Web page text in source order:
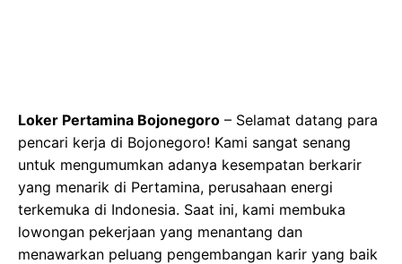
Loker Pertamina Bojonegoro – Selamat datang para
pencari kerja di Bojonegoro! Kami sangat senang
untuk mengumumkan adanya kesempatan berkarir
yang menarik di Pertamina, perusahaan energi
terkemuka di Indonesia. Saat ini, kami membuka
lowongan pekerjaan yang menantang dan
menawarkan peluang pengembangan karir yang baik